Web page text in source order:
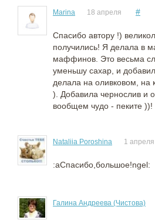
Marina 18 апреля #
Спасибо автору !)
получились! Я делала в
маффинов. Это весьма
уменьшу сахар, и
делала на оливковом, на
). Добавила чернослив и
вообщем чудо - пеките ))!
Nataliia Poroshina 1 апреля
:aСпасибо,большое!ngel:
Галина Андреева (Чистова)